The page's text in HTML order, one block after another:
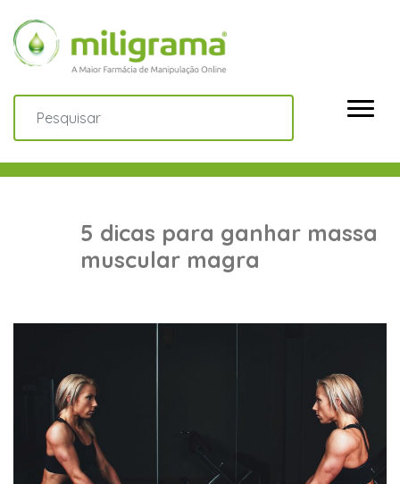
5 dicas para ganhar massa
muscular magra